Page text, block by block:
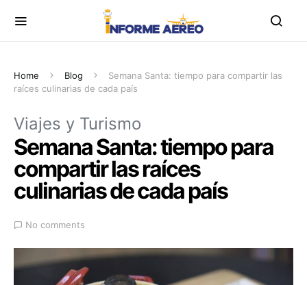
Home Blog
Semana Santa: tiempo para compartir las
raíces culinarias de cada país
Viajes y Turismo
Semana Santa: tiempo para
compartir las raíces
culinarias de cada país
No comments